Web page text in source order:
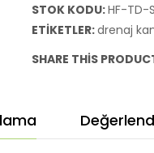
Drenaj
Kanalı
1,76x70x57
adet
STOK KODU:HF-TD-
ETIKETLER:drenaj
SHARE THIS